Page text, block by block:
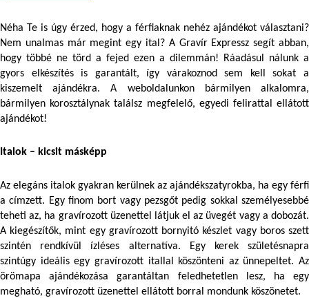
Néha Te is úgy érzed, hogy a férfiaknak nehéz ajándékot választani?
Nem unalmas már megint egy ital? A Gravír Expressz segít abban,
hogy többé ne törd a fejed ezen a dilemmán! Ráadásul nálunk a
gyors elkészítés is garantált, így várakoznod sem kell sokat a
kiszemelt ajándékra. A weboldalunkon bármilyen alkalomra,
bármilyen korosztálynak találsz megfelelő, egyedi felirattal ellátott
ajándékot!
Italok – kicsit másképp
Az elegáns italok gyakran kerülnek az ajándékszatyrokba, ha egy férfi
a címzett. Egy finom bort vagy pezsgőt pedig sokkal személyesebbé
teheti az, ha gravírozott üzenettel látjuk el az üvegét vagy a dobozát.
A kiegészítők, mint egy gravírozott bornyitó készlet vagy boros szett
szintén rendkívül ízléses alternatíva. Egy kerek születésnapra
szintúgy ideális egy gravírozott itallal köszönteni az ünnepeltet. Az
örömapa ajándékozása garantáltan feledhetetlen lesz, ha egy
megható, gravírozott üzenettel ellátott borral mondunk köszönetet.